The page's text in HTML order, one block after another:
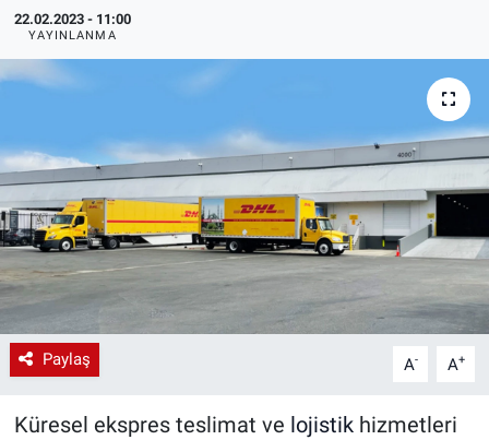
22.02.2023 - 11:00
YAYINLANMA
Paylaş A- A+
Küresel ekspres teslimat ve lojistikhizmetleri